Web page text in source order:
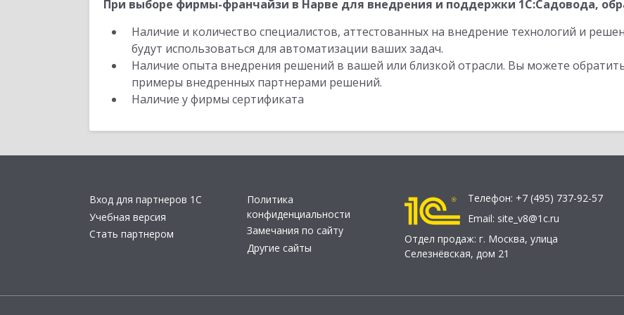
При выборе фирмы-франчайзи в Нарве для внедрения и поддержки 1С:Садовода,
Наличие и количество специалистов, аттестованных на внедрение технологий и
будут использоваться для автоматизации ваших задач.
Наличие опыта внедрения решений в вашей или близкой отрасли. Вы можете
примеры внедренных партнерами решений.
Наличие у фирмы сертификата
Вход для партнеров 1С
Учебная версия
Стать партнером
Политика
конфиденциальности
Замечания по сайту
Другие сайты
Телефон: +7 (495) 737-92-57
Email: site_v8@1c.ru
Отдел продаж: г. Москва, улица
Селезнёвская, дом 21